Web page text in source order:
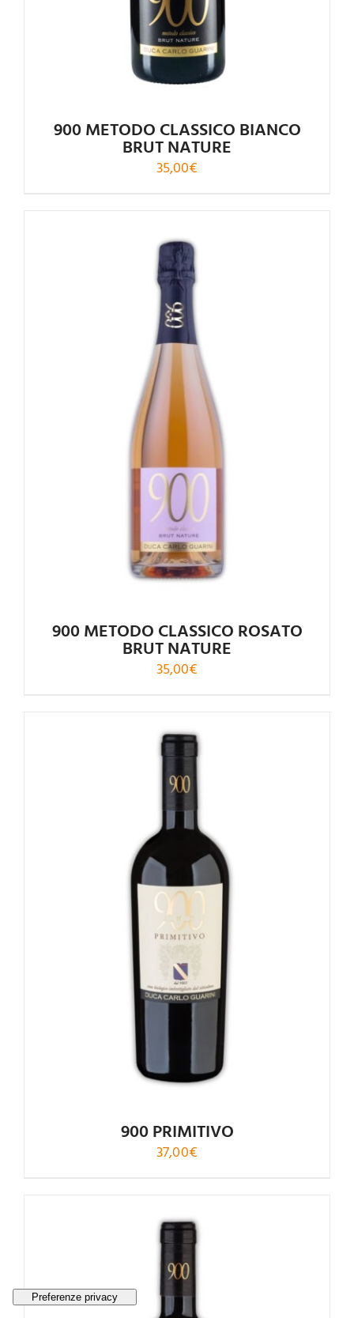
900 METODO CLASSICO BIANCO
BRUT NATURE
35,00€
900 METODO CLASSICO ROSATO
BRUT NATURE
35,00€
900 PRIMITIVO
37,00€